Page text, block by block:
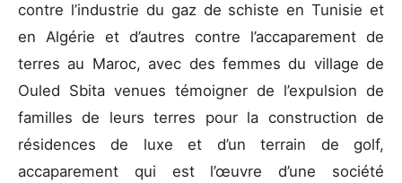
contre l’industrie du gaz de schiste en Tunisie et
en Algérie et d’autres contre l’accaparement de
terres au Maroc, avec des femmes du village de
Ouled Sbita venues témoigner de l’expulsion de
familles de leurs terres pour la construction de
résidences de luxe et d’un terrain de golf,
accaparement qui est l’œuvre d’une société